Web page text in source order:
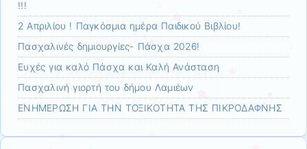
!!!
2 Απριλίου ! Παγκόσμια ημέρα Παιδικού Βιβλίου!
Πασχαλινές δημιουργίες- Πάσχα 2026!
Ευχές για καλό Πάσχα και Καλή Ανάσταση
Πασχαλινή γιορτή του δήμου Λαμιέων
ΕΝΗΜΕΡΩΣΗ ΓΙΑ ΤΗΝ ΤΟΞΙΚΟΤΗΤΑ ΤΗΣ ΠΙΚΡΟΔΑΦΝΗΣ